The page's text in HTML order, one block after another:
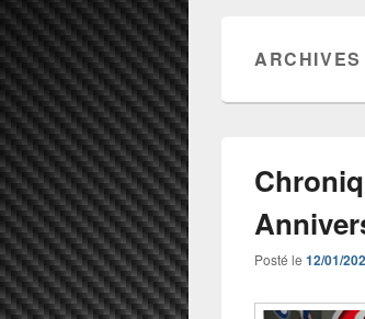
Posté le 12/01/